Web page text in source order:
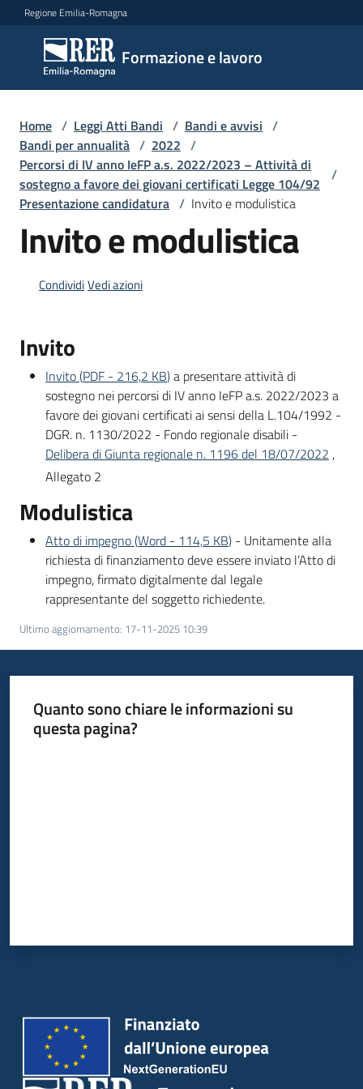
Vai al contenuto
Vai alla navigazione
Vai al footer
Regione Emilia-Romagna
Formazione e lavoro
Formazione
e lavoro
Argomenti
Novità
Leggi
Atti
Bandi
Piani
Programmi
Progetti
Fondo
sociale
europeo
Seguici
Home / Leggi Atti Bandi / Bandi e avvisi /
Bandi per annualità / 2022 /
Percorsi di IV anno IeFP a.s. 2022/2023 – Attività di
sostegno a favore dei giovani certificati Legge 104/92
/
Presentazione candidatura / Invito e modulistica
Invito e modulistica
CondividiVedi azioni
Invito
Invito(PDF - 216,2 KB)a presentare attività di
sostegno nei percorsi di IV anno IeFP a.s. 2022/2023 a
favore dei giovani certificati ai sensi della L.104/1992 -
DGR. n. 1130/2022 - Fondo regionale disabili -
Delibera di Giunta regionale n. 1196 del 18/07/2022 ,
Allegato 2
Modulistica
Atto di impegno(Word - 114,5 KB) - Unitamente alla
richiesta di finanziamento deve essere inviato l’Atto di
impegno, firmato digitalmente dal legale
rappresentante del soggetto richiedente.
Ultimo aggiornamento: 17-11-2025 10:39
Quanto sono chiare le informazioni su
questa pagina?